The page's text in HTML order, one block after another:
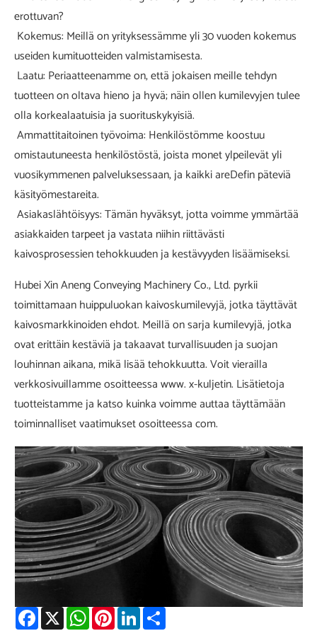
erottuvan?
Kokemus: Meillä on yrityksessämme yli 30 vuoden kokemus
useiden kumituotteiden valmistamisesta.
Laatu: Periaatteenamme on, että jokaisen meille tehdyn
tuotteen on oltava hieno ja hyvä; näin ollen kumilevyjen tulee
olla korkealaatuisia ja suorituskykyisiä.
Ammattitaitoinen työvoima: Henkilöstömme koostuu
omistautuneesta henkilöstöstä, joista monet ylpeilevät yli
vuosikymmenen palveluksessaan, ja kaikki areDefin päteviä
käsityömestareita.
Asiakaslähtöisyys: Tämän hyväksyt, jotta voimme ymmärtää
asiakkaiden tarpeet ja vastata niihin riittävästi
kaivosprosessien tehokkuuden ja kestävyyden lisäämiseksi.
Hubei Xin Aneng Conveying Machinery Co., Ltd. pyrkii
toimittamaan huippuluokan kaivoskumilevyjä, jotka täyttävät
kaivosmarkkinoiden ehdot. Meillä on sarja kumilevyjä, jotka
ovat erittäin kestäviä ja takaavat turvallisuuden ja suojan
louhinnan aikana, mikä lisää tehokkuutta. Voit vierailla
verkkosivuillamme osoitteessa www. x-kuljetin. Lisätietoja
tuotteistamme ja katso kuinka voimme auttaa täyttämään
toiminnalliset vaatimukset osoitteessa com.
Facebook WhatsAppPinterestLinkedIn